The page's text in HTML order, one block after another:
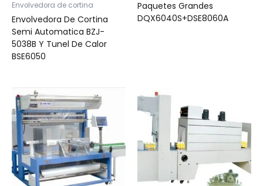
Envolvedora de cortina
Envolvedora De Cortina
Semi Automatica BZJ-
5038B Y Tunel De Calor
BSE6050
Paquetes Grandes
DQX6040S+DSE8060A